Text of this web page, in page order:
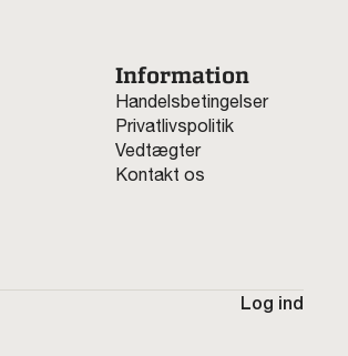
Information
Handelsbetingelser
Privatlivspolitik
Vedtægter
Kontakt os
Log ind